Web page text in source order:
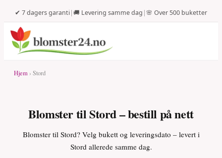
✔ 7 dagers garanti|🚚 Levering samme dag |🌸 Over 500 buketter
Hjem › Stord
Blomster til Stord – bestill på nett
Blomster til Stord? Velg bukett og leveringsdato – levert i
Stord allerede samme dag.